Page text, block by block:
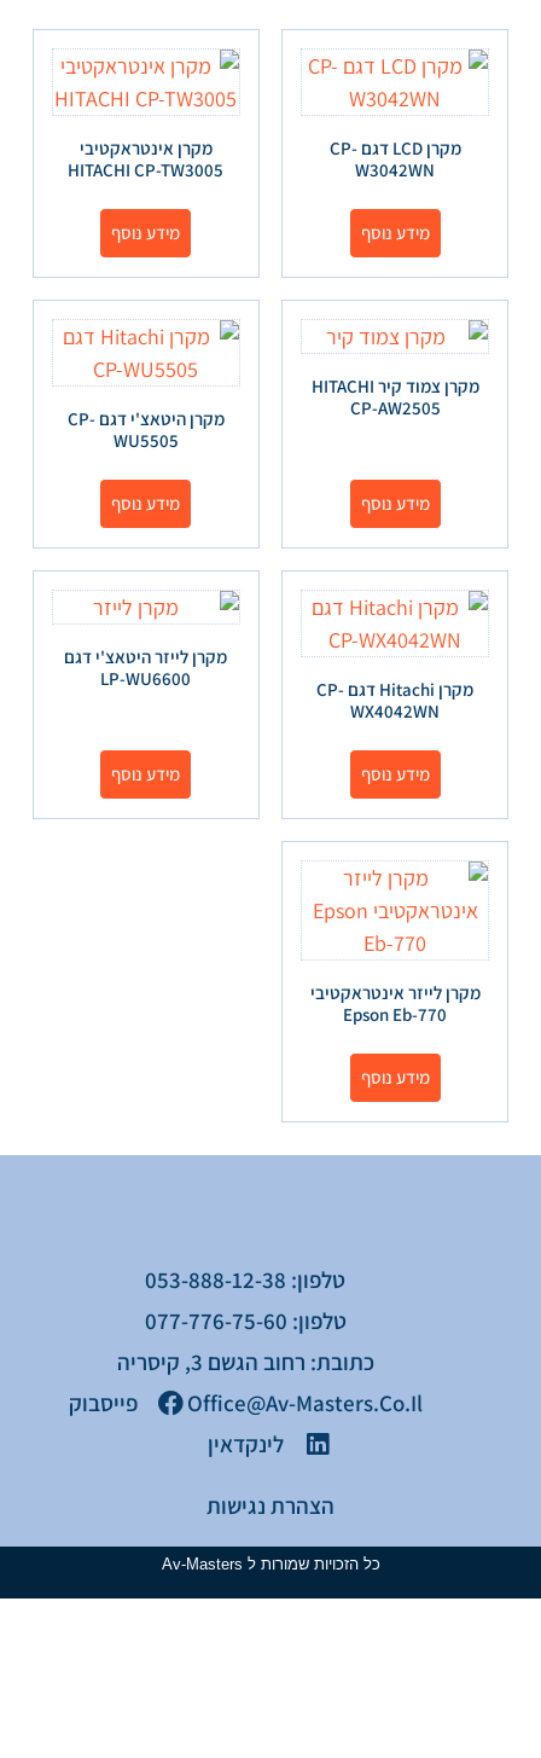
מקרן LCD דגם CP-
W3042WN
מידע נוסף
מקרן אינטראקטיבי
HITACHI CP-TW3005
מידע נוסף
מקרן צמוד קיר HITACHI
CP-AW2505
מידע נוסף
מקרן היטאצ'י דגם CP-
WU5505
מידע נוסף
מקרן Hitachi דגם CP-
WX4042WN
מידע נוסף
מקרן לייזר היטאצ'י דגם
LP-WU6600
מידע נוסף
מקרן לייזר אינטראקטיבי
Epson Eb-770
מידע נוסף
טלפון: 053-888-12-38
טלפון: 077-776-75-60
כתובת: רחוב הגשם 3, קיסריה
Office@av-Masters.co.il
פייסבוק
לינקדאין
הצהרת נגישות
כל הזכויות שמורות ל Av-Masters